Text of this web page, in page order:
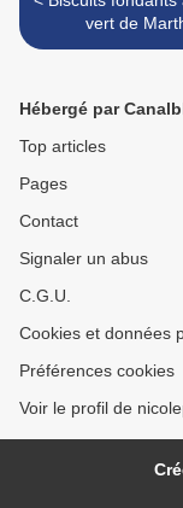
vert de
Hébergé par
Top articles
Pages
Contact
Signaler un abus
C.G.U.
Cookies et données
Préférences cookies
Voir le profil de